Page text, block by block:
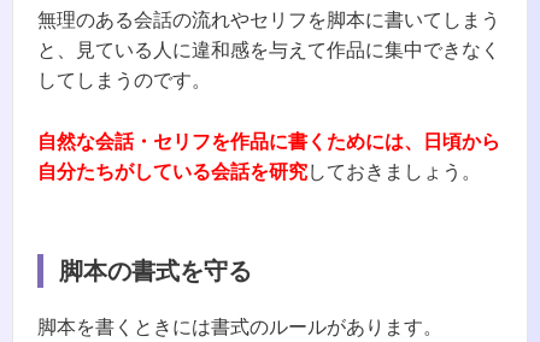
無理のある会話の流れやセリフを脚本に書いてしまう
と、見ている人に違和感を与えて作品に集中できなく
してしまうのです。
自然な会話・セリフを作品に書くためには、日頃から
自分たちがしている会話を研究しておきましょう。
脚本の書式を守る
脚本を書くときには書式のルールがあります。